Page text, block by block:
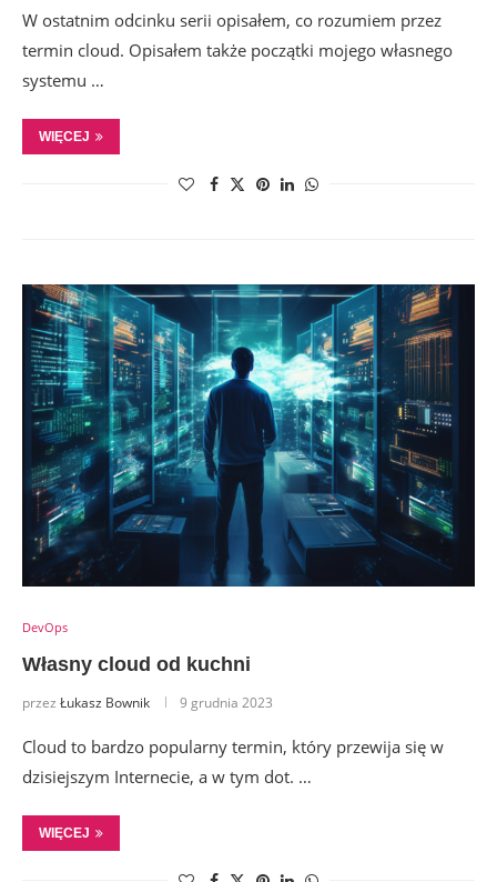
W ostatnim odcinku serii opisałem, co rozumiem przez
termin cloud. Opisałem także początki mojego własnego
systemu …
WIĘCEJ
DevOps
Własny cloud od kuchni
przez Łukasz Bownik 9 grudnia 2023
Cloud to bardzo popularny termin, który przewija się w
dzisiejszym Internecie, a w tym dot. …
WIĘCEJ